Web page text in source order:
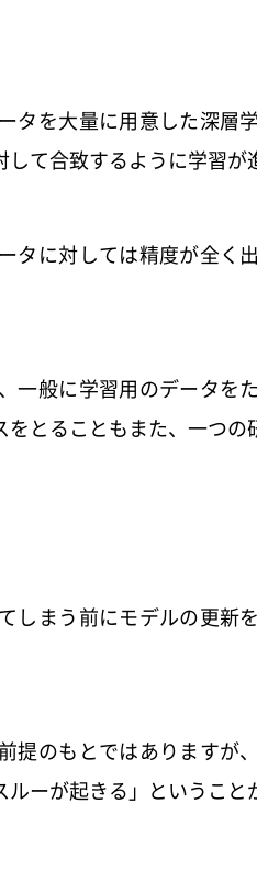
タを大量に用意した深層
て合致するように学習が
タに対しては精度が全く
一般に学習用のデータを
とることもまた、一つの
しまう前にモデルの更新
のもとではありますが
ーが起きる」ということ